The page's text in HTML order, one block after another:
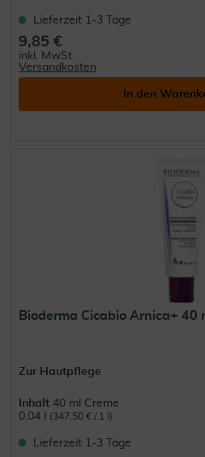
Lieferzeit 1-3 Tage
9,85 €
inkl. MwSt.
Versandkosten
In den
Bioderma Cicabio Arnica+ 40
Zur Hautpflege
Inhalt 40 ml Creme
0.04 l
(347,50 € / 1 l)
Lieferzeit 1-3 Tage